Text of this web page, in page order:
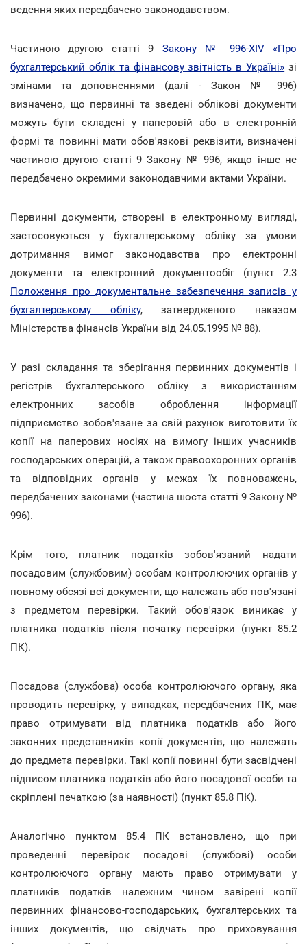
ведення яких передбачено законодавством.
Частиною другою статті 9 Закону № 996-XIV «Про
бухгалтерський облік та фінансову звітність в Україні» зі
змінами та доповненнями (далі - Закон № 996)
визначено, що первинні та зведені облікові документи
можуть бути складені у паперовій або в електронній
формі та повинні мати обов'язкові реквізити, визначені
частиною другою статті 9 Закону № 996, якщо інше не
передбачено окремими законодавчими актами України.
Первинні документи, створені в електронному вигляді,
застосовуються у бухгалтерському обліку за умови
дотримання вимог законодавства про електронні
документи та електронний документообіг (пункт 2.3
Положення про документальне забезпечення записів у
бухгалтерському обліку, затвердженого наказом
Міністерства фінансів України від 24.05.1995 № 88).
У разі складання та зберігання первинних документів і
регістрів бухгалтерського обліку з використанням
електронних засобів оброблення інформації
підприємство зобов'язане за свій рахунок виготовити їх
копії на паперових носіях на вимогу інших учасників
господарських операцій, а також правоохоронних органів
та відповідних органів у межах їх повноважень,
передбачених законами (частина шоста статті 9 Закону №
996).
Крім того, платник податків зобов'язаний надати
посадовим (службовим) особам контролюючих органів у
повному обсязі всі документи, що належать або пов'язані
з предметом перевірки. Такий обов'язок виникає у
платника податків після початку перевірки (пункт 85.2
ПК).
Посадова (службова) особа контролюючого органу, яка
проводить перевірку, у випадках, передбачених ПК, має
право отримувати від платника податків або його
законних представників копії документів, що належать
до предмета перевірки. Такі копії повинні бути засвідчені
підписом платника податків або його посадової особи та
скріплені печаткою (за наявності) (пункт 85.8 ПК).
Аналогічно пунктом 85.4 ПК встановлено, що при
проведенні перевірок посадові (службові) особи
контролюючого органу мають право отримувати у
платників податків належним чином завірені копії
первинних фінансово-господарських, бухгалтерських та
інших документів, що свідчать про приховування